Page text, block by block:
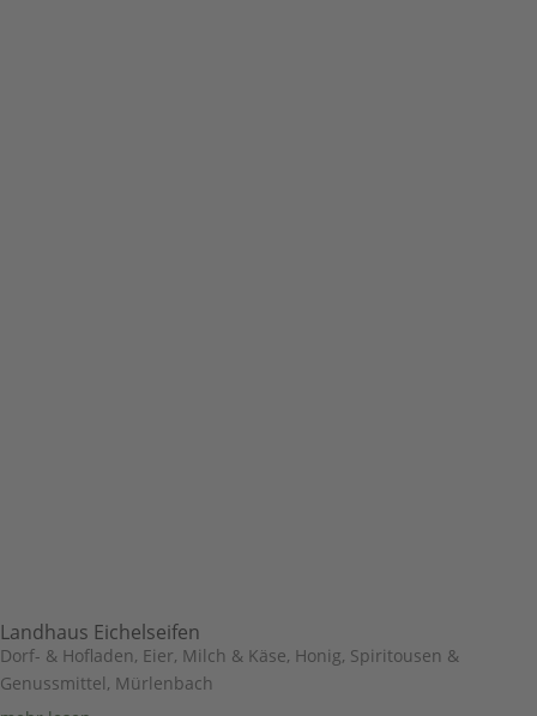
Landhaus Eichelseifen
Dorf- & Hofladen, Eier, Milch & Käse, Honig, Spiritousen &
Genussmittel, Mürlenbach